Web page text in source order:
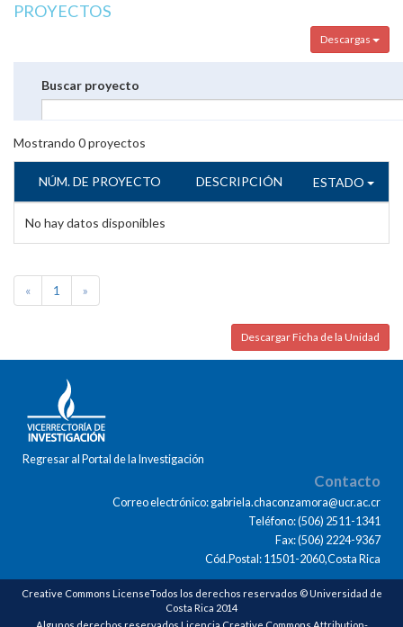
PROYECTOS
Descargas
Buscar proyecto
Mostrando 0proyectos
NÚM. DE PROYECTO DESCRIPCIÓN ESTADO
No hay datos disponibles
« 1 »
Descargar Ficha de la Unidad
Regresar al Portal de la Investigación
Contacto
Correo electrónico: gabriela.chaconzamora@ucr.ac.cr
Teléfono: (506) 2511-1341
Fax: (506) 2224-9367
Cód.Postal: 11501-2060,Costa Rica
Creative Commons LicenseTodos los derechos reservados © Universidad de
Costa Rica 2014